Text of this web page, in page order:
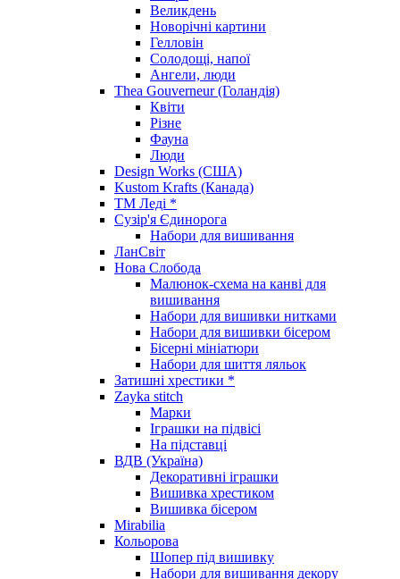
Великдень
Новорічні картини
Гелловін
Солодощі, напої
Ангели, люди
Thea Gouverneur (Голандія)
Квіти
Різне
Фауна
Люди
Design Works (США)
Kustom Krafts (Канада)
ТМ Леді *
Сузір'я Єдинорога
Набори для вишивання
ЛанСвіт
Нова Слобода
Малюнок-схема на канві для
вишивання
Набори для вишивки нитками
Набори для вишивки бісером
Бісерні мініатюри
Набори для шиття ляльок
Затишні хрестики *
Zayka stitch
Марки
Іграшки на підвісі
На підставці
ВДВ (Україна)
Декоративні іграшки
Вишивка хрестиком
Вишивка бісером
Mirabilia
Кольорова
Шопер під вишивку
Набори для вишивання декору